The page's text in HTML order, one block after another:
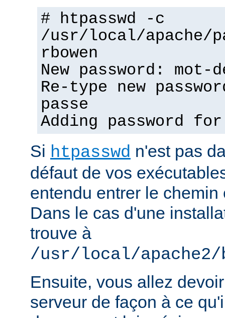
# htpasswd -c
/usr/local/apache/
rbowen
New password: mot-
Re-type new
passe
Adding password
Si htpasswd n'est pas
défaut de vos
entendu entrer le chemin
Dans le cas d'une
trouve à
/usr/local/apache2/
Ensuite, vous allez
serveur de façon à ce